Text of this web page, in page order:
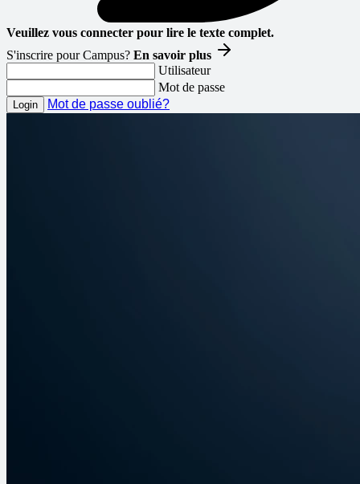
Veuillez vous connecter pour lire le texte complet.
S'inscrire pour Campus? En savoir plus
Utilisateur
Mot de passe
Mot de passe oublié?